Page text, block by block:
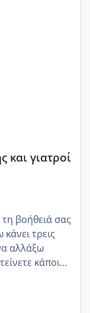
και γιατροί
βοήθειά σας
κάνει τρεις
αλλάξω
κάποιον
και είχατε
με τον
καθόλου